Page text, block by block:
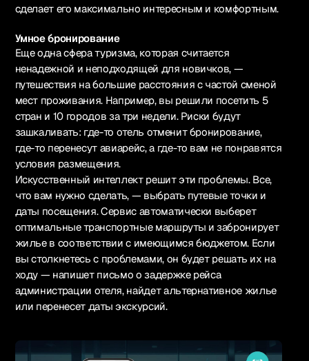
сделает его максимально интересным и комфортным.
Умное бронирование
Еще одна сфера туризма, которая считается
ненадежной и неподходящей для новичков, —
путешествия на большие расстояния с частой сменой
мест проживания. Например, вы решили посетить 5
стран и 10 городов за три недели. Риски будут
зашкаливать: где-то отель отменит бронирование,
где-то перенесут авиарейс, а где-то вам не понравятся
условия размещения.
Искусственный интеллект решит эти проблемы. Все,
что вам нужно сделать, — выбрать путевые точки и
даты посещения. Сервис автоматически выберет
оптимальные транспортные маршруты и забронирует
жилье в соответствии с имеющимся бюджетом. Если
вы столкнетесь с проблемами, он будет решать их на
ходу — напишет письмо о задержке рейса
администрации отеля, найдет альтернативное жилье
или перенесет даты экскурсий.